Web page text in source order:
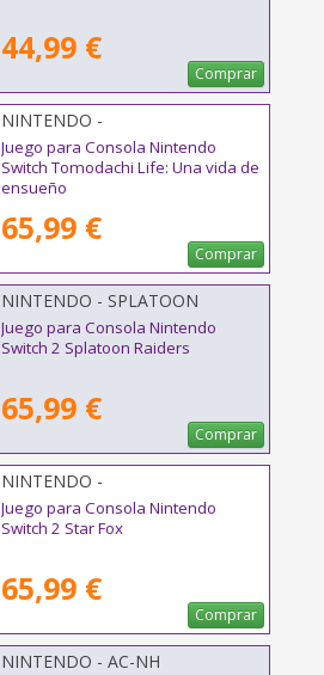
44,99 €
Comprar
NINTENDO -
Juego para Consola Nintendo
Switch Tomodachi Life: Una vida de
ensueño
65,99 €
Comprar
NINTENDO - SPLATOON
RAIDERS
Juego para Consola Nintendo
Switch 2 Splatoon Raiders
65,99 €
Comprar
NINTENDO -
Juego para Consola Nintendo
Switch 2 Star Fox
65,99 €
Comprar
NINTENDO - AC-NH